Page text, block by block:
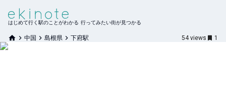
はじめて行く駅のことがわかる 行ってみたい街が見つかる
中国 島根県 下府駅 54 views 1